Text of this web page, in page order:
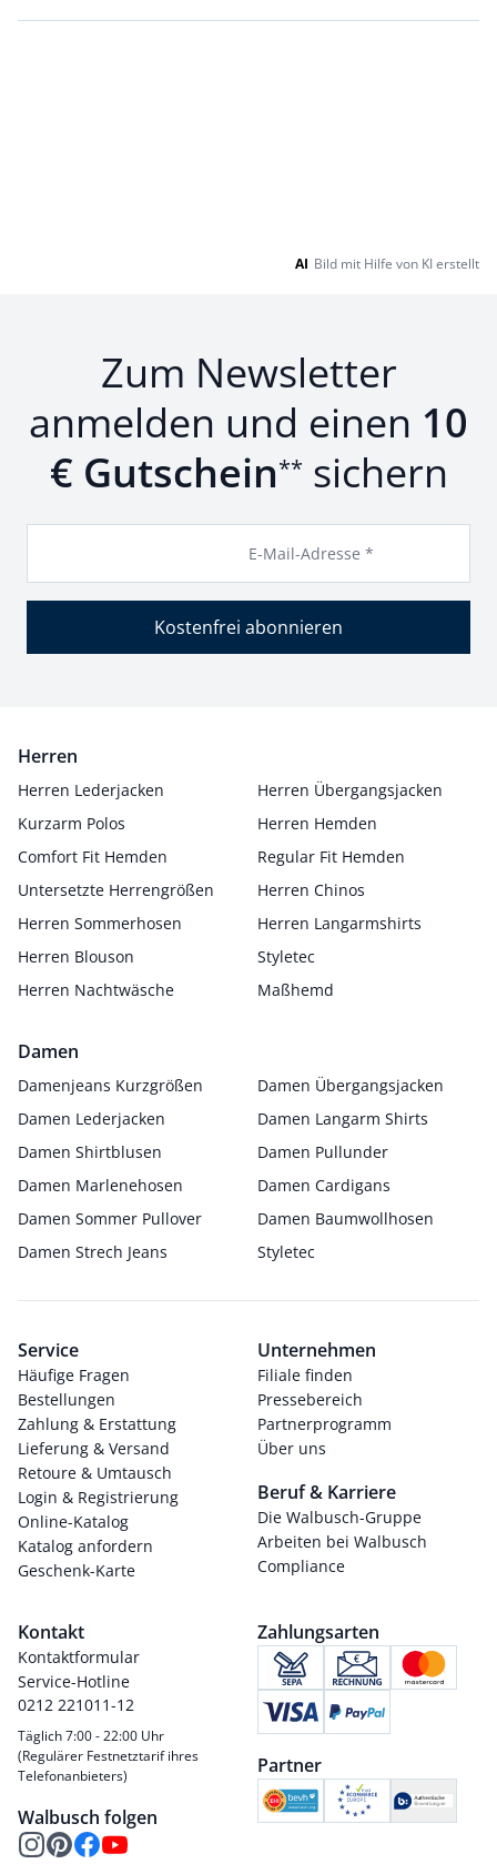
AI Bild mit Hilfe von KI erstellt
Zum Newsletter
anmelden und einen 10
€ Gutschein** sichern
E-Mail-Adresse *
Kostenfrei abonnieren
Herren
Herren Lederjacken
Herren Übergangsjacken
Kurzarm Polos
Herren Hemden
Comfort Fit Hemden
Regular Fit Hemden
Untersetzte Herrengrößen
Herren Chinos
Herren Sommerhosen
Herren Langarmshirts
Herren Blouson
Styletec
Herren Nachtwäsche
Maßhemd
Damen
Damenjeans Kurzgrößen
Damen Übergangsjacken
Damen Lederjacken
Damen Langarm Shirts
Damen Shirtblusen
Damen Pullunder
Damen Marlenehosen
Damen Cardigans
Damen Sommer Pullover
Damen Baumwollhosen
Damen Strech Jeans
Styletec
Service
Häufige Fragen
Bestellungen
Zahlung & Erstattung
Lieferung & Versand
Retoure & Umtausch
Login & Registrierung
Online-Katalog
Katalog anfordern
Geschenk-Karte
Unternehmen
Filiale finden
Pressebereich
Partnerprogramm
Über uns
Beruf & Karriere
Die Walbusch-Gruppe
Arbeiten bei Walbusch
Compliance
Kontakt
Kontaktformular
Service-Hotline
0212 221011-12
Täglich 7:00 - 22:00 Uhr
(Regulärer Festnetztarif ihres
Telefonanbieters)
Walbusch folgen
Zahlungsarten
Partner